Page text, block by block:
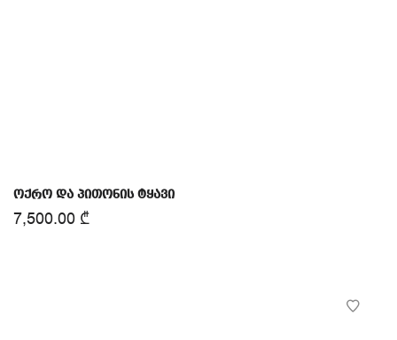
ოქრო და პითონის ტყავი
7,500.00 ₾